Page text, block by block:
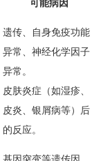
可能病因
遗传、自身免疫功能
异常、神经化学因子
异常。
皮肤炎症（如湿疹、
皮炎、银屑病等）后
的反应。